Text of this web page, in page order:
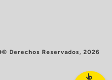
© Derechos Reservados, 2026